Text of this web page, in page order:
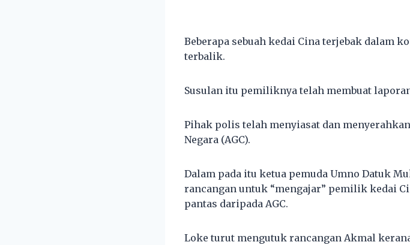
Beberapa sebuah kedai Cina terjebak dalam
terbalik.
Susulan itu pemiliknya telah membuat
Pihak polis telah menyiasat dan
Negara (AGC).
Dalam pada itu ketua pemuda Umno Datuk
rancangan untuk “mengajar” pemilik kedai
pantas daripada AGC.
Loke turut mengutuk rancangan Akmal